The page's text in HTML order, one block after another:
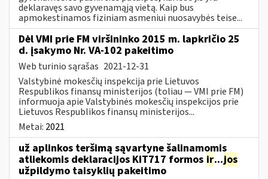
deklaravęs savo gyvenamąją vietą. Kaip bus
apmokestinamos fiziniam asmeniui nuosavybės teise...
Dėl VMI prie FM viršininko 2015 m. lapkričio 25
d. įsakymo Nr. VA-102 pakeitimo
Web turinio sąrašas 2021-12-31
Valstybinė mokesčių inspekcija prie Lietuvos
Respublikos finansų ministerijos (toliau ― VMI prie FM)
informuoja apie Valstybinės mokesčių inspekcijos prie
Lietuvos Respublikos finansų ministerijos...
Metai: 2021
už aplinkos teršimą sąvartyne šalinamomis
atliekomis deklaracijos KIT717 formos ir...jos
užpildymo taisyklių pakeitimo